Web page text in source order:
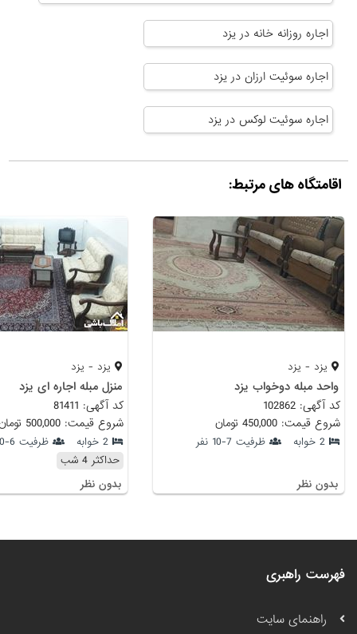
اجاره روزانه خانه در یزد
اجاره سوئیت ارزان در یزد
اجاره سوئیت لوکس در یزد
اقامتگاه های مرتبط:
یزد - یزد
واحد مبله دوخواب یزد
کد آگهی: 102862
شروع قیمت: 450,000 تومان
2 خوابه ظرفیت 7-10 نفر
بدون نظر
یزد - یزد
منزل مبله اجاره ای یزد
کد آگهی: 81411
شروع قیمت: 500,000 تومان
2 خوابه
ظرفیت 6-10 نفر
حداکثر 4 شب
بدون نظر
فهرست راهبری
راهنمای سایت